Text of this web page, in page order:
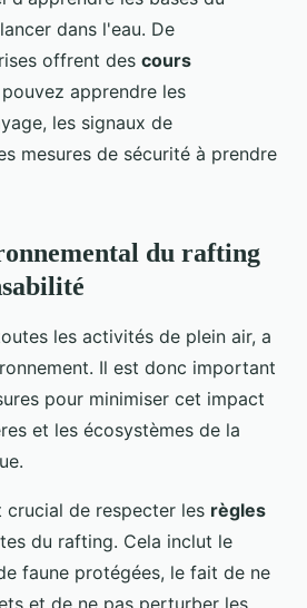
dans l'eau. De
offrent des cours
apprendre les
les signaux de
mesures de sécurité à prendre
du rafting
les activités de plein air, a
Il est donc important
pour minimiser cet impact
et les écosystèmes de la
crucial de respecter les règles
du rafting. Cela inclut le
faune protégées, le fait de ne
et de ne pas perturber les